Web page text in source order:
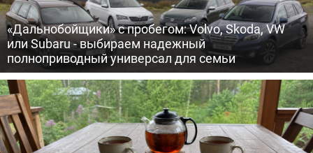
«Дальнобойщики» с пробегом: Volvo, Skoda, VW
или Subaru - выбираем надежный
полноприводный универсал для семьи